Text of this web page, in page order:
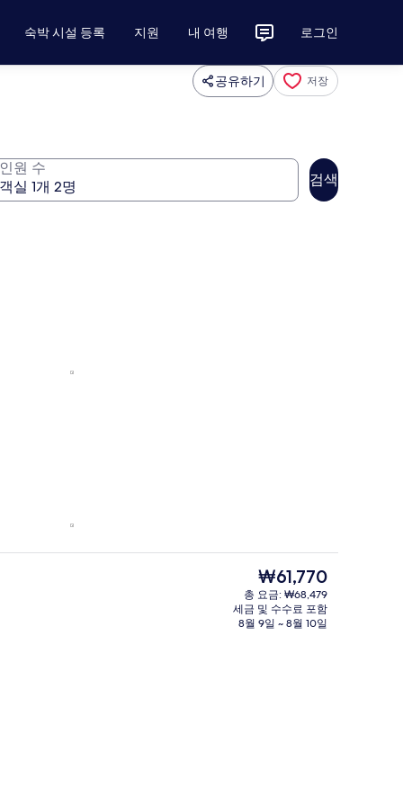
숙박 시설 등록 지원 내 여행 로그인
공유하기 저장
원 수
검색
현
재
가
격
₩61,770
총 요금: ₩68,479
세금 및 수수료 포함
8월 9일 ~ 8월 10일